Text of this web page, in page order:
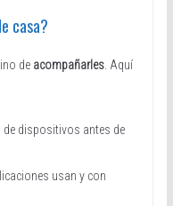
casa?
de acompañarles. Aquí
dispositivos antes de
usan y con